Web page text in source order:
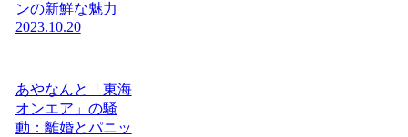
ンの新鮮な魅力
2023.10.20
あやなんと「東海
オンエア」の騒
動：離婚とパニッ